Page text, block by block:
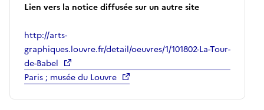
Lien vers la notice diffusée sur un autre site
http://arts-
graphiques.louvre.fr/detail/oeuvres/1/101802-La-Tour-
de-Babel
Paris ; musée du Louvre